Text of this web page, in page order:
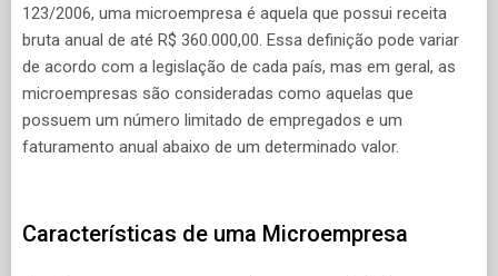
123/2006, uma microempresa é aquela que possui receita
bruta anual de até R$ 360.000,00. Essa definição pode variar
de acordo com a legislação de cada país, mas em geral, as
microempresas são consideradas como aquelas que
possuem um número limitado de empregados e um
faturamento anual abaixo de um determinado valor.
Características de uma Microempresa